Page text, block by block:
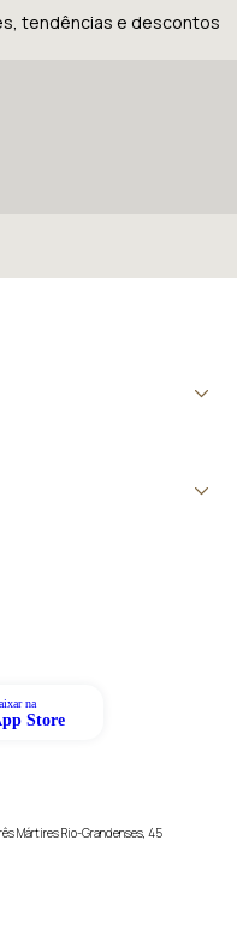
tendências e descontos
na
Store
Mártires Rio-Grandenses, 45